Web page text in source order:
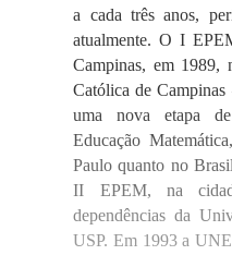
a cada três anos,
atualmente. O I
Campinas, em 1989,
Católica de
uma nova etapa
Educação
Paulo quanto no
II EPEM, na
dependências da
USP. Em 1993 a